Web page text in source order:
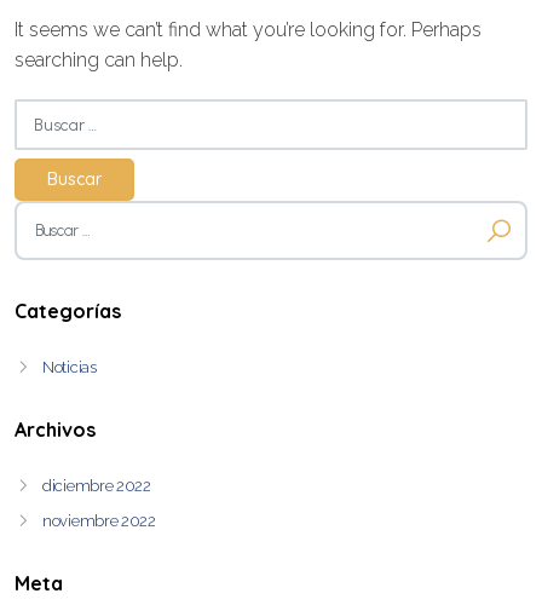
It seems we can’t find what you’re looking for. Perhaps
searching can help.
Buscar:
Buscar:
Categorías
Noticias
Archivos
diciembre 2022
noviembre 2022
Meta